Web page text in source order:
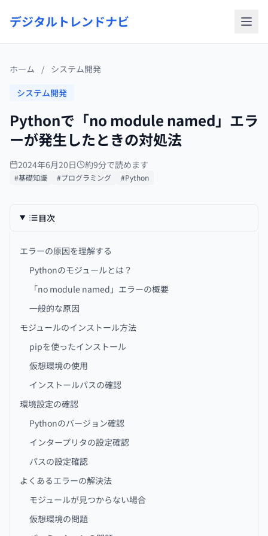
デジタルトレンドナビ
ホーム / システム開発
システム開発
Pythonで「no module named」エラ
ーが発生したときの対処法
2024年6月20日 約9分で読めます
#基礎知識 #プログラミング #Python
目次
エラーの原因を理解する
Pythonのモジュールとは？
「no module named」エラーの概要
一般的な原因
モジュールのインストール方法
pipを使ったインストール
仮想環境の使用
インストールパスの確認
環境設定の確認
Pythonのバージョン確認
インタープリタの設定確認
パスの設定確認
よくあるエラーの解決法
モジュールが見つからない場合
仮想環境の問題